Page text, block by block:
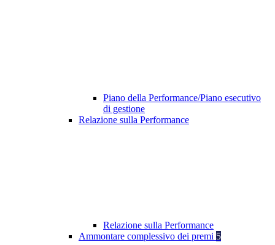
Piano della Performance/Piano esecutivo
di gestione
Relazione sulla Performance
Relazione sulla Performance
Ammontare complessivo dei premi 5